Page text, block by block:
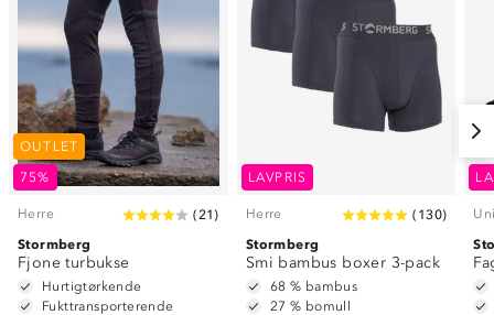
OUTLET
75%
Herre ( 21 )
Stormberg
Fjone turbukse
Hurtigtørkende
Fukttransporterende
LAVPRIS
Herre ( 130)
Stormberg
Smi bambus boxer 3-pack
68 % bambus
27 % bomull